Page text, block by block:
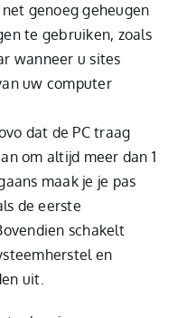
net genoeg geheugen
te gebruiken, zoals
wanneer u sites
uw computer
dat de PC traag
om altijd meer dan 1
maak je je pas
de eerste
schakelt
en
uit.